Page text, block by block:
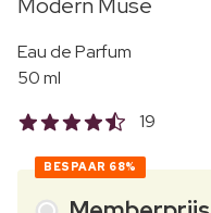
Eau de Parfum
50 ml
19
BESPAAR 68%